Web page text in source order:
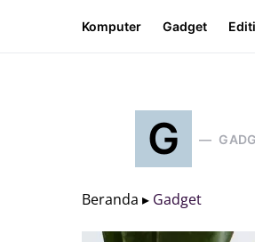
Komputer Gadget
G
Beranda ▸ Gadget